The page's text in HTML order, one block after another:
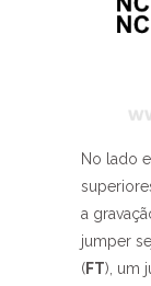
No lado
a
jumper
(FT), um